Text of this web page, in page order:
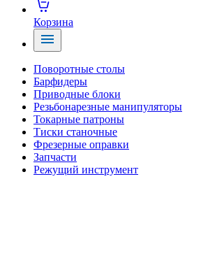
Корзина
Поворотные столы
Барфидеры
Приводные блоки
Резьбонарезные манипуляторы
Токарные патроны
Тиски станочные
Фрезерные оправки
Запчасти
Режущий инструмент